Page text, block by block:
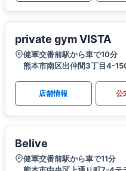
private gym VISTA
健軍交番前駅から車で10分
熊本市南区出仲間3丁目4-
店舗情報 公
Belive
健軍交番前駅から車で11分